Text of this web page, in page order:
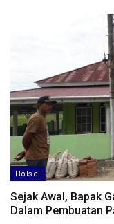
Bolsel
Sejak Awal, Bapak
Dalam Pembuatan